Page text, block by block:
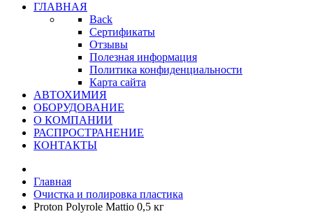
ГЛАВНАЯ
Back
Сертификаты
Отзывы
Полезная информация
Политика конфиденциальности
Карта сайта
АВТОХИМИЯ
ОБОРУДОВАНИЕ
О КОМПАНИИ
РАСПРОСТРАНЕНИЕ
КОНТАКТЫ
Главная
Очистка и полировка пластика
Proton Polyrole Mattio 0,5 кг